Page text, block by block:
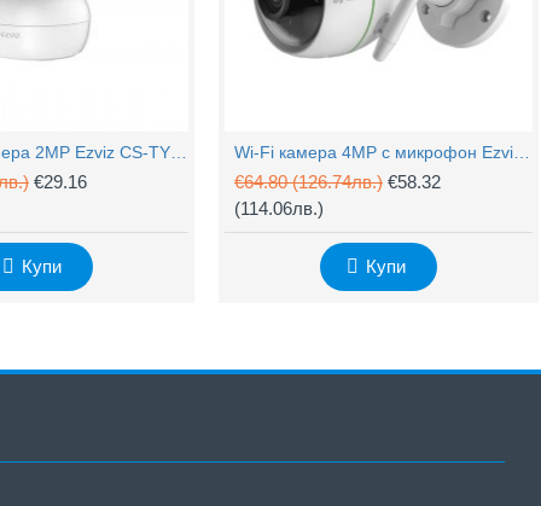
€29.16
Купи
€64.80(126.74лв.) €58.32
(114.06лв.)
Купи